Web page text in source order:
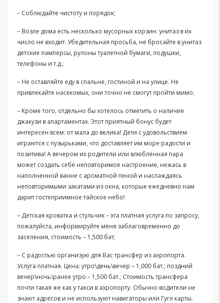
– Соблюдайте чистоту и порядок;
– Возле дома есть несколько мусорных корзин: унитаз в их
число не входит. Убедительная просьба, не бросайте в унитаз
детские памперсы, рулоны туалетной бумаги, подушки,
телефоны и т.д.;
– Не оставляйте еду в спальне, гостиной и на улице. Не
привлекайте насекомых, они точно не смогут пройти мимо;
– Кроме того, отдельно бы хотелось отметить о наличие
джакузи в апартаментах. Этот приятный бонус будет
интересен всем: от мала до велика! Дети с удовольствием
играются с пузырьками, что доставляет им море радости и
позитива! А вечером их родители или влюблённая пара
может создать себе неповторимое настроение, нежась в
наполненной ванне с ароматной пеной и наслаждаясь
неповторимыми закатами из окна, которые ежедневно нам
дарит гостеприимное тайское небо!
– Детская кроватка и стульчик – эта платная услуга по запросу,
пожалуйста, информируйте меня заблаговременно до
заселения, стоимость – 1,500 бат;
– С радостью организую для Вас трансфер из аэропорта.
Услуга платная. Цена: утро\день\вечер – 1,000 бат.; поздний
вечер\ночь\ранее утро – 1,500 бат.; Стоимость трансфера
почти такая же как у такси в аэропорту. Обычно водители не
знают адресов и не используют навигаторы или Гугл карты.